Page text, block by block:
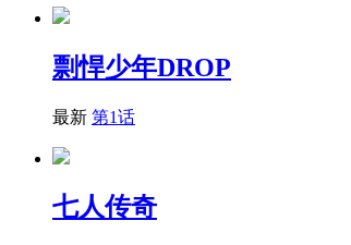
剽悍少年DROP
最新 第1话
七人传奇